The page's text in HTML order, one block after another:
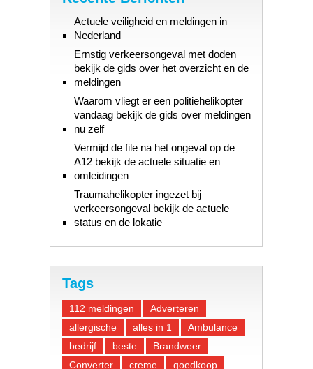
Actuele veiligheid en meldingen in
Nederland
Ernstig verkeersongeval met doden
bekijk de gids over het overzicht en de
meldingen
Waarom vliegt er een politiehelikopter
vandaag bekijk de gids over meldingen
nu zelf
Vermijd de file na het ongeval op de
A12 bekijk de actuele situatie en
omleidingen
Traumahelikopter ingezet bij
verkeersongeval bekijk de actuele
status en de lokatie
Tags
112 meldingen
Adverteren
allergische
alles in 1
Ambulance
bedrijf
beste
Brandweer
Converter
creme goedkoop